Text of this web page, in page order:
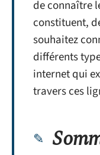
de connaître
constituent,
souhaitez
différents
internet qui
travers ces